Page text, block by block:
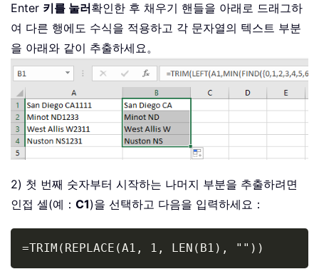
Enter 키를 눌러확인한 후 채우기 핸들을 아래로 드래그하
여 다른 행에도 수식을 적용하고 각 문자열의 텍스트 부분
을 아래와 같이 추출하세요。
2) 첫 번째 숫자부터 시작하는 나머지 부분을 추출하려면
인접 셀(예： C1)을 선택하고 다음을 입력하세요：
=TRIM(REPLACE(A1, 1, LEN(B1), ""))Copy